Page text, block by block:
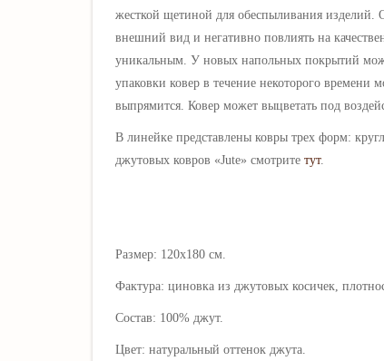
жесткой щетиной для обеспыливания изделий.
внешний вид и негативно повлиять на
уникальным. У новых напольных покрытий
упаковки ковер в течение некоторого
выпрямится. Ковер может выцветать под
В линейке представлены ковры трех форм:
джутовых ковров «Jute» смотрите тут.
Размер: 120х180 см.
Фактура: циновка из джутовых косичек,
Состав: 100% джут.
Цвет: натуральный оттенок джута.